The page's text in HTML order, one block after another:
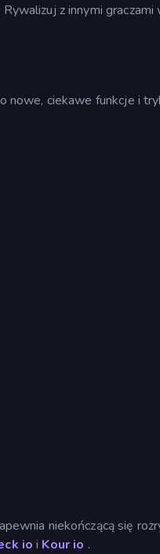
z innymi
nowe, ciekawe funkcje i
niekończącą się
io i Kour io .